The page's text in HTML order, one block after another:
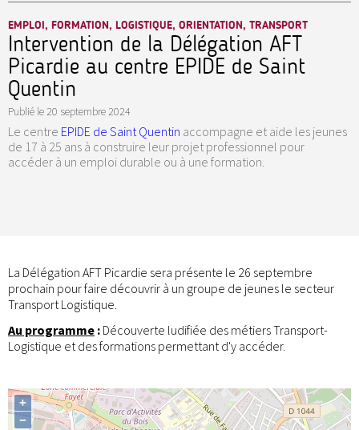
EMPLOI, FORMATION, LOGISTIQUE, ORIENTATION, TRANSPORT
Intervention de la Délégation AFT
Picardie au centre EPIDE de Saint
Quentin
Publié le 20 septembre 2024
Le centre EPIDE de Saint Quentin accompagne et aide les jeunes
de 17 à 25 ans à construire leur projet professionnel pour
accéder à un emploi durable ou à une formation.
La Délégation AFT Picardie sera présente le 26 septembre
prochain pour faire découvrir à un groupe de jeunes le secteur
Transport Logistique.
Au programme : Découverte ludifiée des métiers Transport-
Logistique et des formations permettant d'y accéder.
+
−